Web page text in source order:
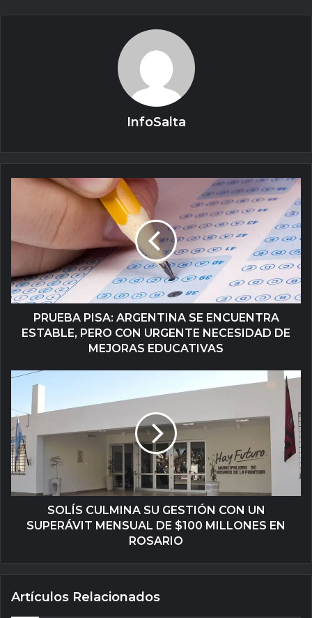
InfoSalta
PRUEBA PISA: ARGENTINA SE ENCUENTRA
ESTABLE, PERO CON URGENTE NECESIDAD DE
MEJORAS EDUCATIVAS
SOLÍS CULMINA SU GESTIÓN CON UN
SUPERÁVIT MENSUAL DE $100 MILLONES EN
ROSARIO
Artículos Relacionados